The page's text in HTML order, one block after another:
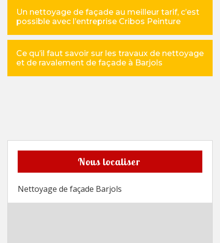
Un nettoyage de façade au meilleur tarif, c’est
possible avec l’entreprise Cribos Peinture
Ce qu’il faut savoir sur les travaux de nettoyage
et de ravalement de façade à Barjols
Nous localiser
Nettoyage de façade Barjols